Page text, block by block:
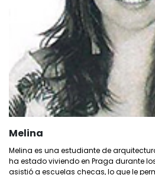
Melina
Melina es una estudiante de
ha estado viviendo en Praga durante
asistió a escuelas checas, lo que le